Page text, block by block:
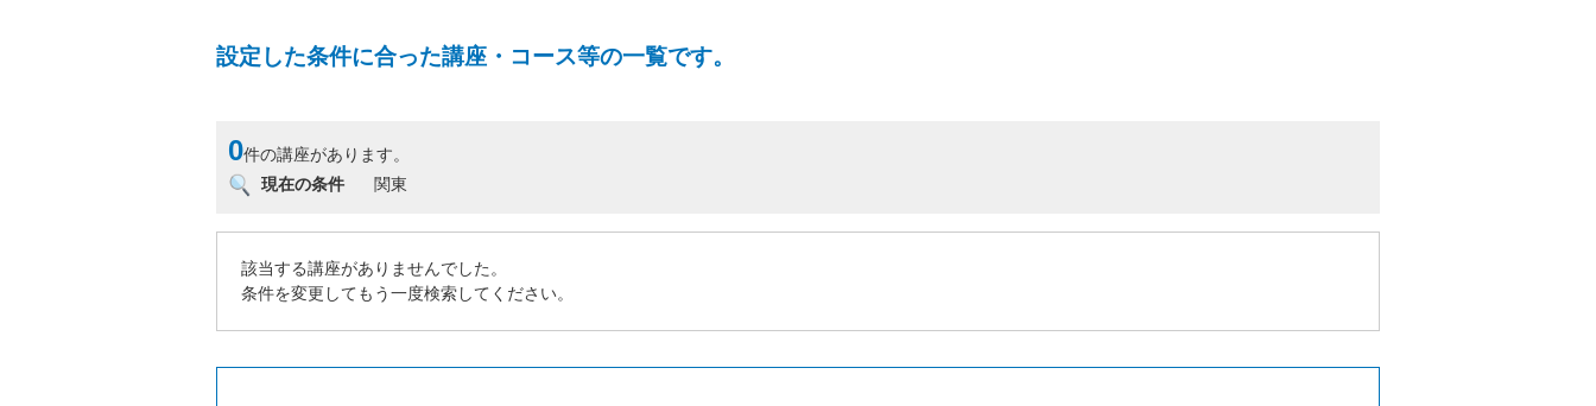
設定した条件に合った講座・コース等の一覧です。
0件の講座があります。
現在の条件
関東
該当する講座がありませんでした。
条件を変更してもう一度検索してください。